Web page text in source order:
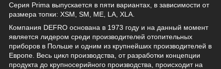
Серия Prima выпускается в пяти вариантах, в зависимости от
размера топки: XSM, SM, ME, LA, XLA.
Компания DEFRO основана в 1973 году и на данный момент
является лидером среди производителей отопительных
приборов в Польше и одним из крупнейших производителей в
Европе. Весь цикл производства, от разработки концепции
продукта до крупносерийного производства, происходит на